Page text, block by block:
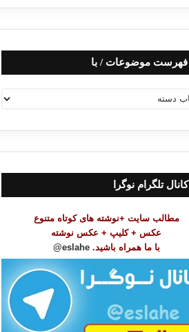
فهرست موضوعات / با
کانال تلگرام نوگرا
مطالب سایت +نوشته های کوتاه متنوع
عکس + کلیپ + عکس نوشته
با ما همراه باشید. eslahe@